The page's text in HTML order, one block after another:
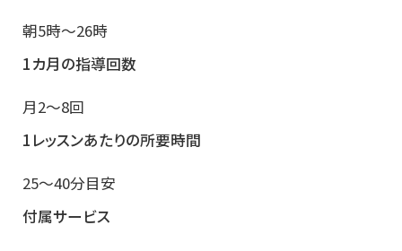
朝5時～26時
1カ月の指導回数
月2～8回
1レッスンあたりの所要時間
25～40分目安
付属サービス